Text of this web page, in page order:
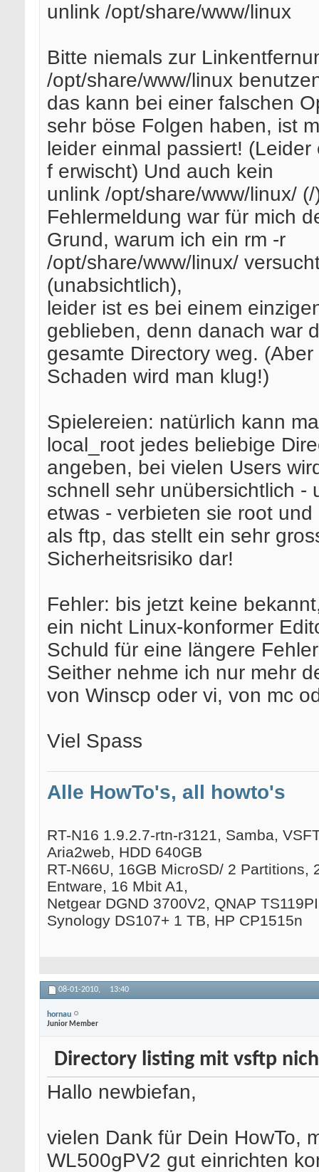
unlink /opt/share/www/linux
Bitte niemals zur
/opt/share/www/linux
das kann bei einer falschen
sehr böse Folgen haben, ist
leider einmal passiert!
f erwischt) Und auch kein
unlink /opt/share/www/linux/
Fehlermeldung war für mich
Grund, warum ich ein rm -r
/opt/share/www/linux/
(unabsichtlich),
leider ist es bei einem
geblieben, denn danach war
gesamte Directory weg. (Aber
Schaden wird man klug!)
Spielereien: natürlich kann
local_root jedes beliebige
angeben, bei vielen Users
schnell sehr unübersichtlich -
etwas - verbieten sie root und
als ftp, das stellt ein sehr
Sicherheitsrisiko dar!
Fehler: bis jetzt keine
ein nicht Linux-konformer
Schuld für eine längere
Seither nehme ich nur mehr
von Winscp oder vi, von mc
Viel Spass
Alle HowTo's, all howto's
RT-N16 1.9.2.7-rtn-r3121, Samba,
Aria2web, HDD 640GB
RT-N66U, 16GB MicroSD/ 2
Entware, 16 Mbit A1,
Netgear DGND 3700V2, QNAP
Synology DS107+ 1 TB, HP CP1515n
08-01-2010, 13:40
hornau
Junior Member
Directory listing mit vsftp
Hallo newbiefan,
vielen Dank für Dein HowTo,
WL500gPV2 gut einrichten